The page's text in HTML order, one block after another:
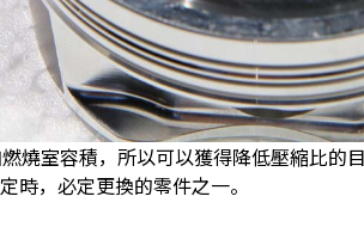
燒室容積，所以可以獲得降低壓縮比的
時，必定更換的零件之一。